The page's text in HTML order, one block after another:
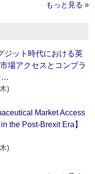
もっと見る »
ジット時代における英
場アクセスとコンプラ
…
)
Market Access
the Post-Brexit Era】
)